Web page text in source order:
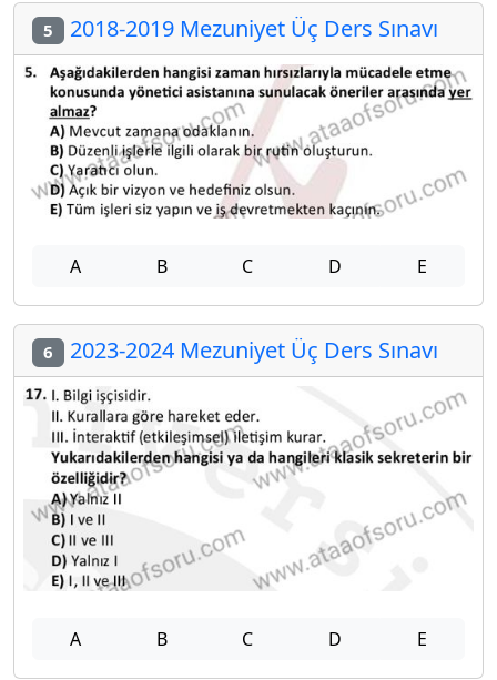
5 2018-2019 Mezuniyet Üç Ders Sınavı
A B C D E
6 2023-2024 Mezuniyet Üç Ders Sınavı
A B C D E